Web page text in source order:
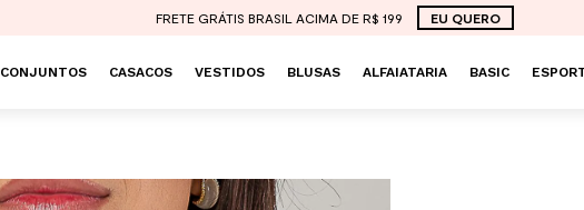
FRETE GRÁTIS BRASIL ACIMA DE R$ 199 EU QUERO
CONJUNTOS CASACOS VESTIDOS BLUSAS ALFAIATARIA BASIC